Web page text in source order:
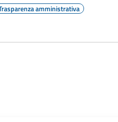
amministrativa